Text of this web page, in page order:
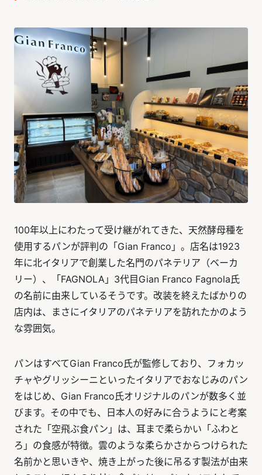
100年以上にわたって受け継がれてきた、天然酵母種を
使用するパンが評判の「Gian Franco」。店名は1923
年に北イタリアで創業した名門のパネテリア（ベーカ
リー）、「FAGNOLA」3代目Gian Franco Fagnola氏
の名前に由来しているそうです。改装を終えたばかりの
店内は、まさにイタリアのパネテリアを訪れたかのよう
な雰囲気。
パンはすべてGian Franco氏が監修しており、フォカッ
チャやグリッシーニといったイタリアでおなじみのパン
をはじめ、Gian Franco氏オリジナルのパンが数多く並
びます。その中でも、日本人の好みに合うようにと考案
された「空飛ぶ食パン」は、耳まで柔らかい「ふわと
ろ」の食感が特徴。雲のような柔らかさからつけられた
名前かと思いきや、焼き上がった後に吊るす製法が由来